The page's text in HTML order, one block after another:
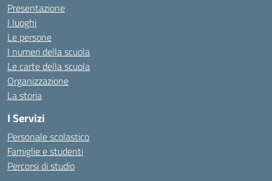
Presentazione
I luoghi
Le persone
I numeri della scuola
Le carte della scuola
Organizzazione
La storia
I Servizi
Personale scolastico
Famiglie e studenti
Percorsi di studio